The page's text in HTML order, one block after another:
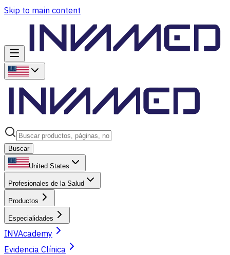
Skip to main content
Buscar
United States
Profesionales de la Salud
Productos
Especialidades
INVAcademy
Evidencia Clínica